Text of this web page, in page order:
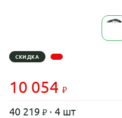
СКИДКА
10 054
40 219 · 4 шт